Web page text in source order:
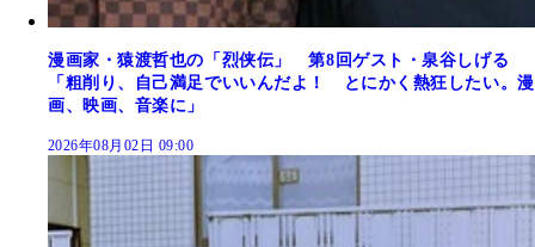
漫画家・猿渡哲也の「烈侠伝」 第8回ゲスト・泉谷しげる
「粗削り、自己満足でいいんだよ！ とにかく熱狂したい。漫
画、映画、音楽に」
2026年08月02日 09:00